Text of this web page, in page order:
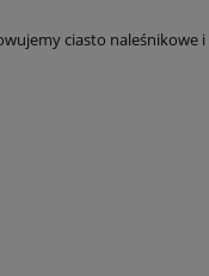
ciasto naleśnikowe